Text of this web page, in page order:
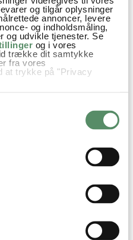
og tilgår oplysninger
annoncer, levere
og indholdsmåling,
og udvikle tjenester. Se
og i vores
trække dit samtykke
fra vores
at trykke på "Privacy
om din placering,
for få meter
på en scanning af